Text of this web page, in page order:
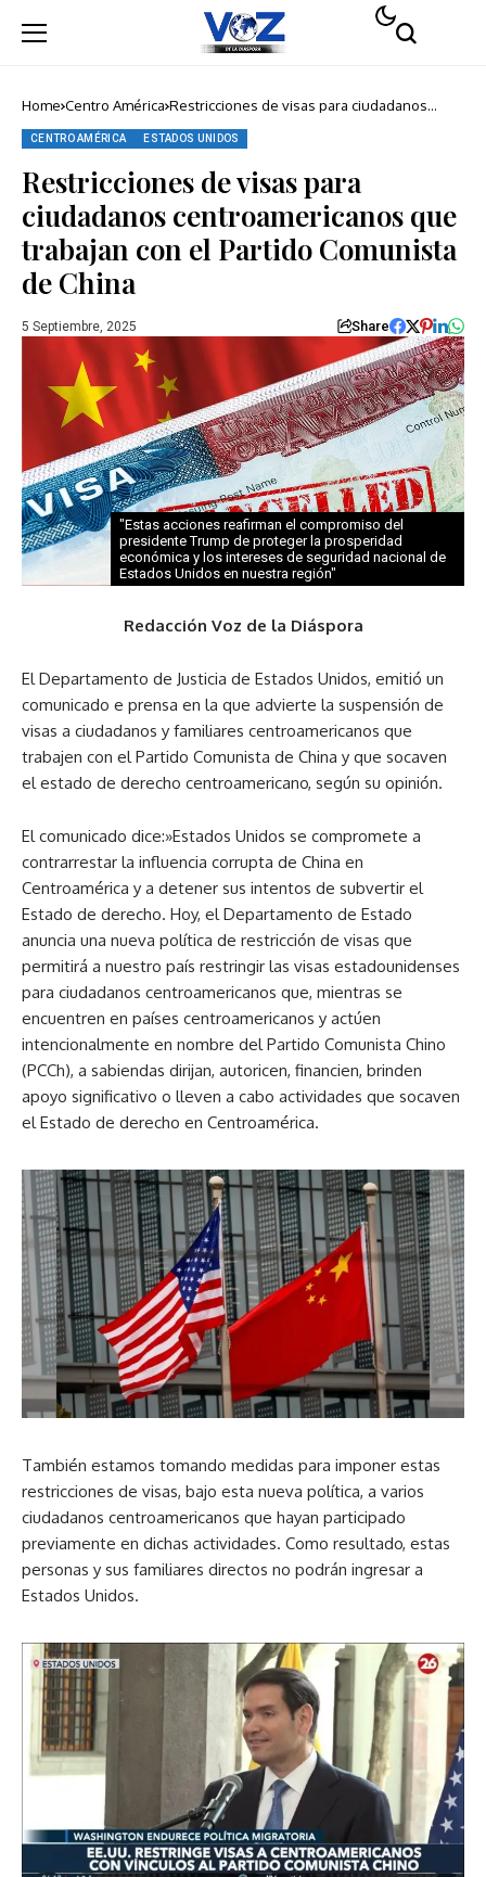
Home Centro América Restricciones de visas para ciudadanos
Partido Comunista de China
CENTRO AMÉRICA ESTADOS UNIDOS
Restricciones de visas para
ciudadanos centroamericanos que
trabajan con el Partido Comunista
de China
5 Septiembre, 2025 Share
"Estas acciones reafirman el compromiso del
presidente Trump de proteger la prosperidad
económica y los intereses de seguridad nacional de
Estados Unidos en nuestra región"
Redacción Voz de la Diáspora
El Departamento de Justicia de Estados Unidos, emitió un
comunicado e prensa en la que advierte la suspensión de
visas a ciudadanos y familiares centroamericanos que
trabajen con el Partido Comunista de China y que socaven
el estado de derecho centroamericano, según su opinión.
El comunicado dice:»Estados Unidos se compromete a
contrarrestar la influencia corrupta de China en
Centroamérica y a detener sus intentos de subvertir el
Estado de derecho. Hoy, el Departamento de Estado
anuncia una nueva política de restricción de visas que
permitirá a nuestro país restringir las visas estadounidenses
para ciudadanos centroamericanos que, mientras se
encuentren en países centroamericanos y actúen
intencionalmente en nombre del Partido Comunista Chino
(PCCh), a sabiendas dirijan, autoricen, financien, brinden
apoyo significativo o lleven a cabo actividades que socaven
el Estado de derecho en Centroamérica.
También estamos tomando medidas para imponer estas
restricciones de visas, bajo esta nueva política, a varios
ciudadanos centroamericanos que hayan participado
previamente en dichas actividades. Como resultado, estas
personas y sus familiares directos no podrán ingresar a
Estados Unidos.